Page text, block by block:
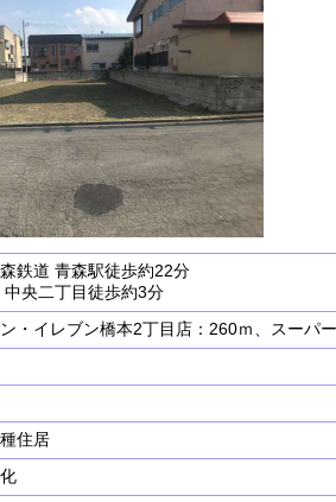
鉄道 青森駅徒歩約22分
中央二丁目徒歩約3分
・イレブン橋本2丁目店：260ｍ、スーパ
住居